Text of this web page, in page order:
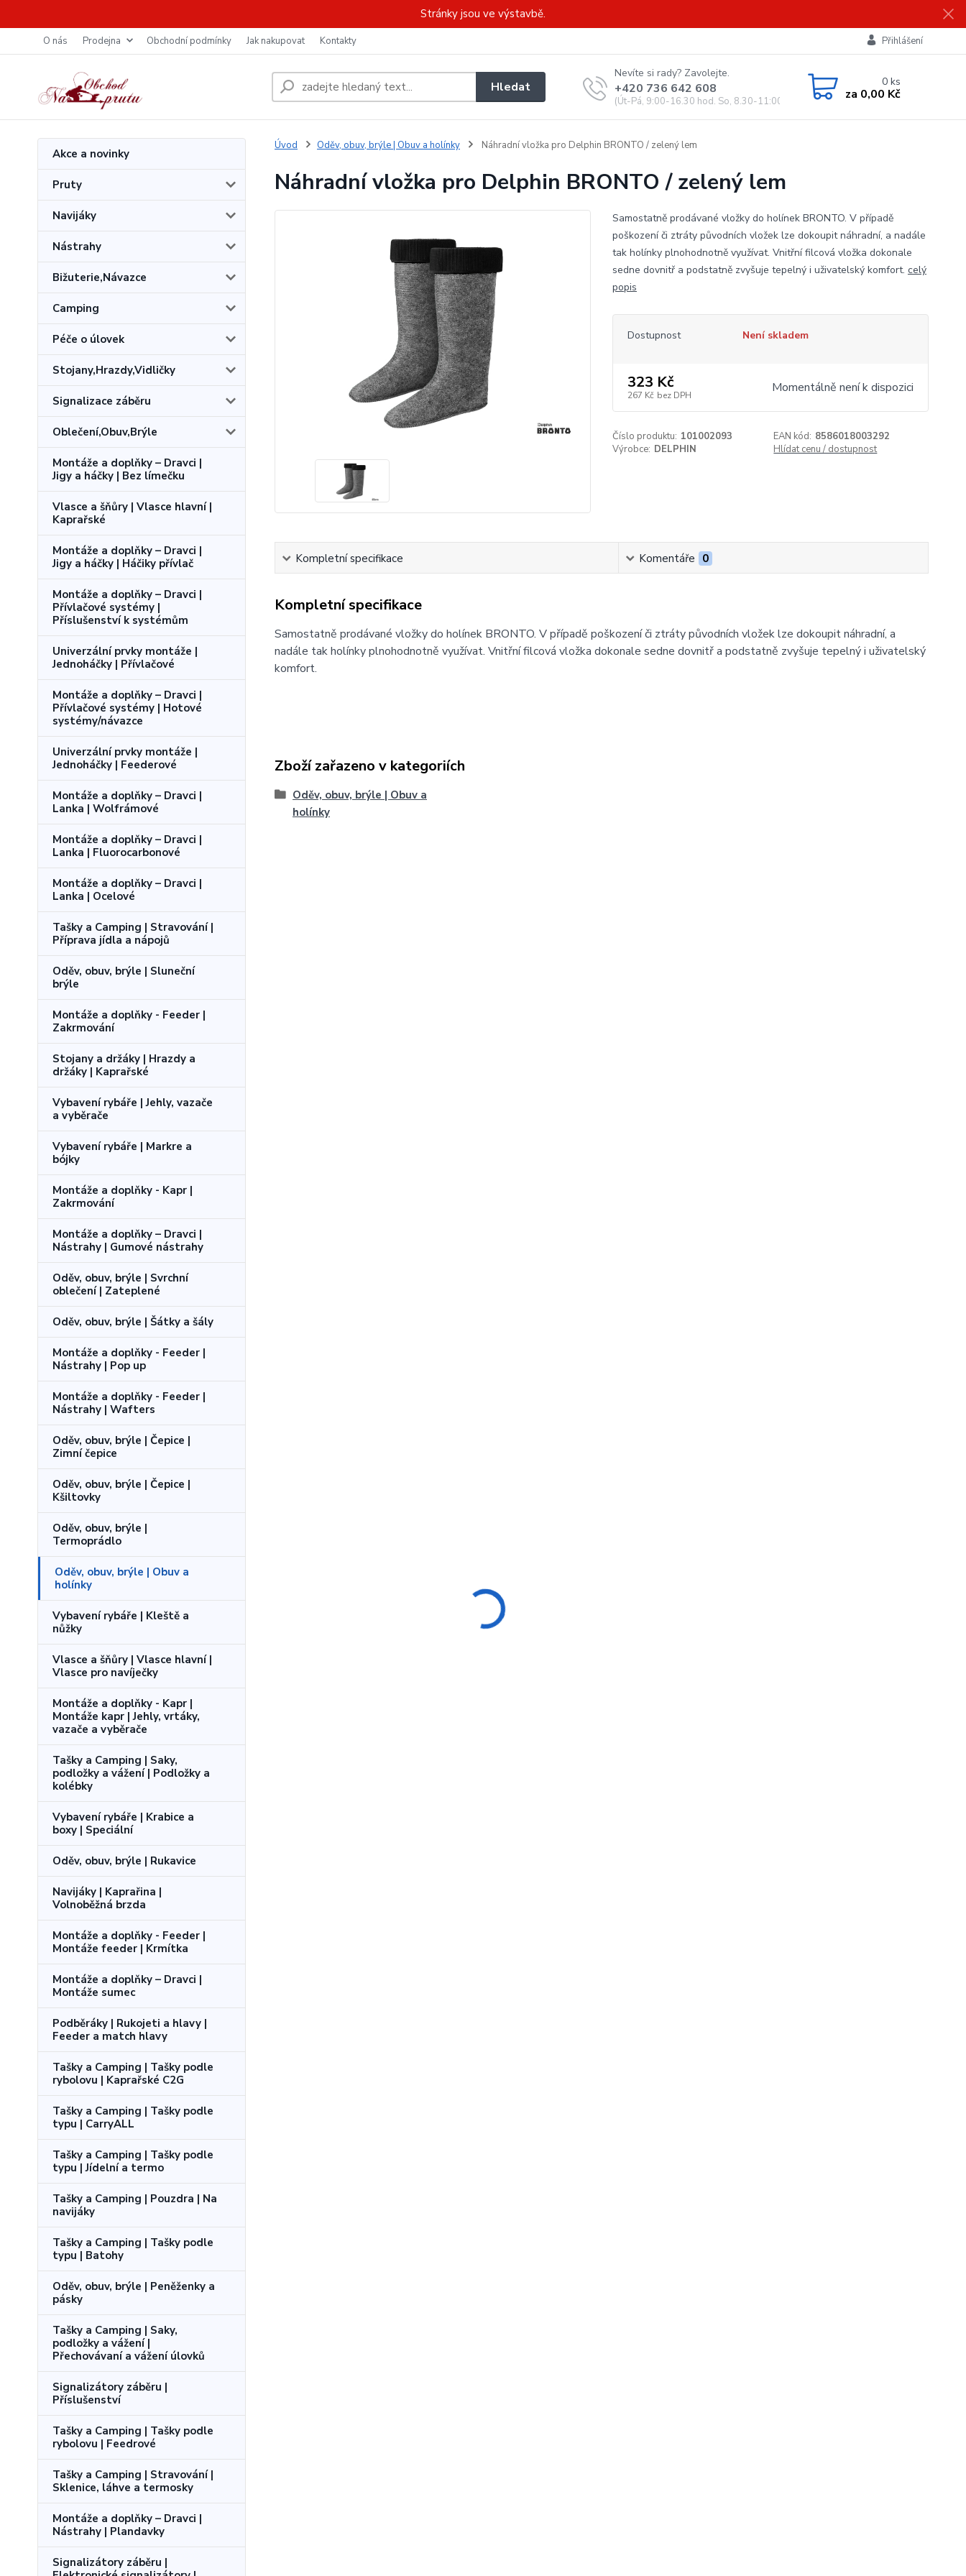
Stránky jsou ve výstavbě.
O nás Prodejna Obchodní podmínky Jak nakupovat Kontakty Přihlášení
Hledat
Nevíte si rady? Zavolejte.
+420 736 642 608
(Út-Pá, 9:00-16.30 hod. So, 8.30-11:00 hod.)
0ks
za 0,00 Kč
Akce a novinky
Pruty
Navijáky
Nástrahy
Bižuterie,Návazce
Camping
Péče o úlovek
Stojany,Hrazdy,Vidličky
Signalizace záběru
Oblečení,Obuv,Brýle
Montáže a doplňky – Dravci |
Jigy a háčky | Bez límečku
Vlasce a šňůry | Vlasce hlavní |
Kaprařské
Montáže a doplňky – Dravci |
Jigy a háčky | Háčiky přívlač
Montáže a doplňky – Dravci |
Přívlačové systémy |
Příslušenství k systémům
Univerzální prvky montáže |
Jednoháčky | Přívlačové
Montáže a doplňky – Dravci |
Přívlačové systémy | Hotové
systémy/návazce
Univerzální prvky montáže |
Jednoháčky | Feederové
Montáže a doplňky – Dravci |
Lanka | Wolfrámové
Montáže a doplňky – Dravci |
Lanka | Fluorocarbonové
Montáže a doplňky – Dravci |
Lanka | Ocelové
Tašky a Camping | Stravování |
Příprava jídla a nápojů
Oděv, obuv, brýle | Sluneční
brýle
Montáže a doplňky - Feeder |
Zakrmování
Stojany a držáky | Hrazdy a
držáky | Kaprařské
Vybavení rybáře | Jehly, vazače
a vyběrače
Vybavení rybáře | Markre a
bójky
Montáže a doplňky - Kapr |
Zakrmování
Montáže a doplňky – Dravci |
Nástrahy | Gumové nástrahy
Oděv, obuv, brýle | Svrchní
oblečení | Zateplené
Oděv, obuv, brýle | Šátky a šály
Montáže a doplňky - Feeder |
Nástrahy | Pop up
Montáže a doplňky - Feeder |
Nástrahy | Wafters
Oděv, obuv, brýle | Čepice |
Zimní čepice
Oděv, obuv, brýle | Čepice |
Kšiltovky
Oděv, obuv, brýle |
Termoprádlo
Oděv, obuv, brýle | Obuv a
holínky
Vybavení rybáře | Kleště a
nůžky
Vlasce a šňůry | Vlasce hlavní |
Vlasce pro navíječky
Montáže a doplňky - Kapr |
Montáže kapr | Jehly, vrtáky,
vazače a vyběrače
Tašky a Camping | Saky,
podložky a vážení | Podložky a
kolébky
Vybavení rybáře | Krabice a
boxy | Speciální
Oděv, obuv, brýle | Rukavice
Navijáky | Kaprařina |
Volnoběžná brzda
Montáže a doplňky - Feeder |
Montáže feeder | Krmítka
Montáže a doplňky – Dravci |
Montáže sumec
Podběráky | Rukojeti a hlavy |
Feeder a match hlavy
Tašky a Camping | Tašky podle
rybolovu | Kaprařské C2G
Tašky a Camping | Tašky podle
typu | CarryALL
Tašky a Camping | Tašky podle
typu | Jídelní a termo
Tašky a Camping | Pouzdra | Na
navijáky
Tašky a Camping | Tašky podle
typu | Batohy
Oděv, obuv, brýle | Peněženky a
pásky
Tašky a Camping | Saky,
podložky a vážení |
Přechovávaní a vážení úlovků
Signalizátory záběru |
Příslušenství
Tašky a Camping | Tašky podle
rybolovu | Feedrové
Tašky a Camping | Stravování |
Sklenice, láhve a termosky
Montáže a doplňky – Dravci |
Nástrahy | Plandavky
Signalizátory záběru |
Úvod Oděv, obuv, brýle | Obuv a holínky Náhradní vložka pro Delphin BRONTO / zelený lem
Náhradní vložka pro Delphin BRONTO / zelený lem
Samostatně prodávané vložky do holínek BRONTO. V případě
poškození či ztráty původních vložek lze dokoupit náhradní, a nadále
tak holínky plnohodnotně využívat. Vnitřní filcová vložka dokonale
sedne dovnitř a podstatně zvyšuje tepelný i uživatelský komfort. celý
popis
Dostupnost Není skladem
323 Kč
267 Kč bez DPH Momentálně není k dispozici
Číslo produktu: 101002093 EAN kód: 8586018003292
Výrobce: DELPHIN Hlídat cenu / dostupnost
Kompletní specifikace Komentáře 0
Kompletní specifikace
Samostatně prodávané vložky do holínek BRONTO. V případě poškození či ztráty původních vložek lze dokoupit náhradní, a
nadále tak holínky plnohodnotně využívat. Vnitřní filcová vložka dokonale sedne dovnitř a podstatně zvyšuje tepelný i uživatelský
komfort.
Zboží zařazeno v kategoriích
Oděv, obuv, brýle | Obuv a
holínky